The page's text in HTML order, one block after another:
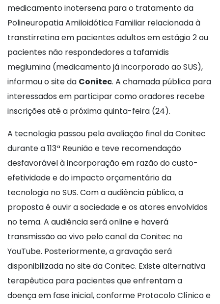
medicamento inotersena para o tratamento da
Polineuropatia Amiloidótica Familiar relacionada à
transtirretina em pacientes adultos em estágio 2 ou
pacientes não respondedores a tafamidis
meglumina (medicamento já incorporado ao SUS),
informou o site da Conitec. A chamada pública para
interessados em participar como oradores recebe
inscrições até a próxima quinta-feira (24).
A tecnologia passou pela avaliação final da Conitec
durante a 113ª Reunião e teve recomendação
desfavorável à incorporação em razão do custo-
efetividade e do impacto orçamentário da
tecnologia no SUS. Com a audiência pública, a
proposta é ouvir a sociedade e os atores envolvidos
no tema. A audiência será online e haverá
transmissão ao vivo pelo canal da Conitec no
YouTube. Posteriormente, a gravação será
disponibilizada no site da Conitec. Existe alternativa
terapêutica para pacientes que enfrentam a
doença em fase inicial, conforme Protocolo Clínico e